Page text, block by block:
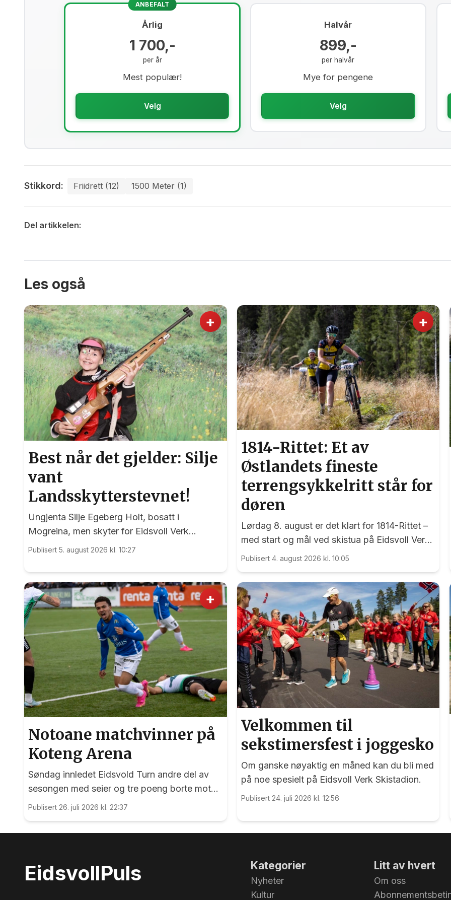
ANBEFALT
Årlig
1 700,-
per år
Mest populær!
Velg
Halvår
899,-
per halvår
Mye for pengene
Velg
Stikkord: Friidrett (12) 1500 Meter (1)
Del artikkelen:
Les også
+
Best når det gjelder: Silje
vant
Landsskytterstevnet!
Ungjenta Silje Egeberg Holt, bosatt i
Mogreina, men skyter for Eidsvoll Verk
Skytterlag, imponerte alle under onsdagens
Landsskytterstevnet på Lesja.
Publisert 5. august 2026 kl. 10:27
+
1814-Rittet: Et av
Østlandets fineste
terrengsykkelritt står for
døren
Lørdag 8. august er det klart for 1814-Rittet –
med start og mål ved skistua på Eidsvoll Verk
- et ritt som har sine røtter tilbake til 1998.
Publisert 4. august 2026 kl. 10:05
+
Notoane matchvinner på
Koteng Arena
Søndag innledet Eidsvold Turn andre del av
sesongen med seier og tre poeng borte mot
Trygg/Lade.
Publisert 26. juli 2026 kl. 22:37
Velkommen til
sekstimersfest i joggesko
Om ganske nøyaktig en måned kan du bli med
på noe spesielt på Eidsvoll Verk Skistadion.
Publisert 24. juli 2026 kl. 12:56
EidsvollPuls Kategorier
Nyheter
Kultur
Litt av hvert
Om oss